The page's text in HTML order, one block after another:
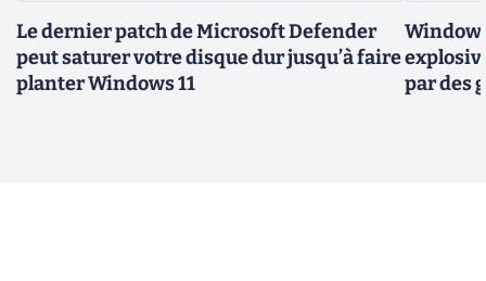
Le dernier patch de Microsoft Defender
peut saturer votre disque dur jusqu’à faire
planter Windows 11
par des